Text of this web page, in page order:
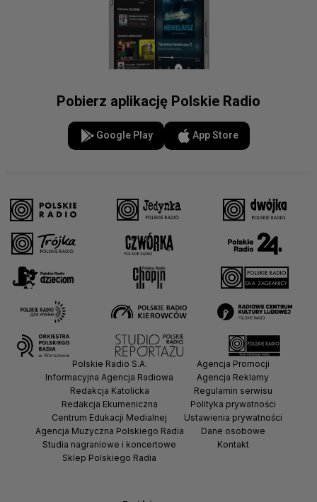
Pobierz aplikację Polskie Radio
Google Play App Store
Polskie Radio S.A.
Informacyjna Agencja Radiowa
Redakcja Katolicka
Redakcja Ekumeniczna
Centrum Edukacji Medialnej
Agencja Muzyczna Polskiego Radia
Studia nagraniowe i koncertowe
Sklep Polskiego Radia
Agencja Promocji
Agencja Reklamy
Regulamin serwisu
Polityka prywatności
Ustawienia prywatności
Dane osobowe
Kontakt